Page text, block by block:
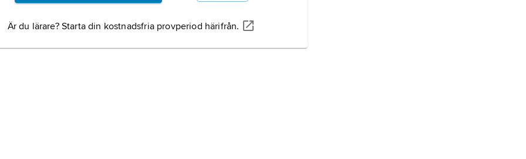
Är du lärare? Starta din kostnadsfria provperiod härifrån.